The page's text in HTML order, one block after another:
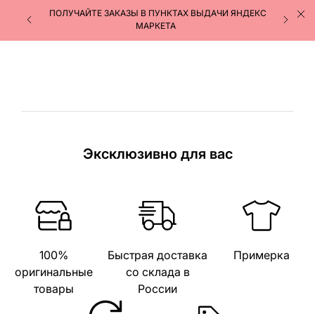
ПОЛУЧАЙТЕ ЗАКАЗЫ В ПУНКТАХ ВЫДАЧИ ЯНДЕКС
МАРКЕТА
Эксклюзивно для вас
100%
оригинальные
товары
Быстрая доставка
со склада в
России
Примерка